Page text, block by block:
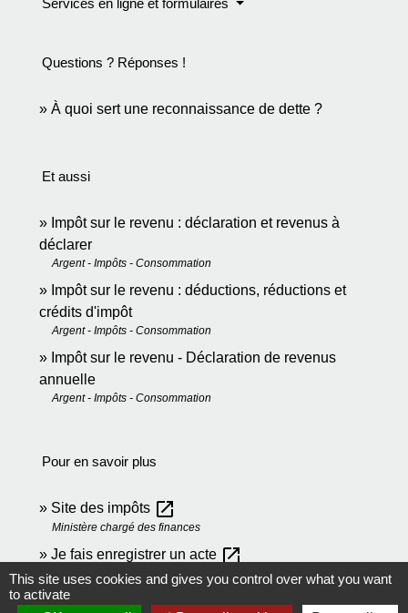
Services en ligne et formulaires
Questions ? Réponses !
À quoi sert une reconnaissance de dette ?
Et aussi
Impôt sur le revenu : déclaration et revenus à
déclarer
Argent - Impôts - Consommation
Impôt sur le revenu : déductions, réductions et
crédits d'impôt
Argent - Impôts - Consommation
Impôt sur le revenu - Déclaration de revenus
annuelle
Argent - Impôts - Consommation
Pour en savoir plus
Site des impôts open_in_new
Ministère chargé des finances
Je fais enregistrer un acte open_in_new
Ministère chargé des finances
This site uses cookies and gives you control over what you want
to activate